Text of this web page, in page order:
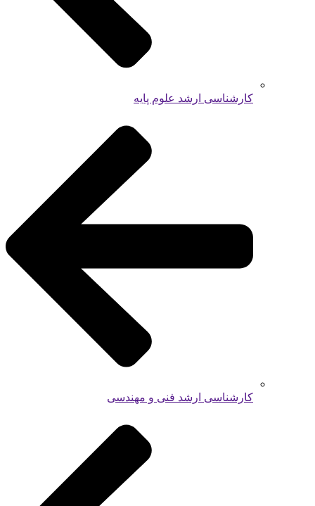
کارشناسی ارشد علوم پایه
کارشناسی ارشد فنی و مهندسی